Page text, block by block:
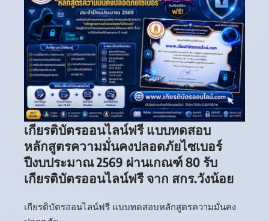
เกียรติบัตรออนไลน์ฟรี แบบทดสอบ
หลักสูตรความมั่นคงปลอดภัยไซเบอร์
ปีงบประมาณ 2569 ผ่านเกณฑ์ 80 รับ
เกียรติบัตรออนไลน์ฟรี จาก สกร.วังน้อย
เกียรติบัตรออนไลน์ฟรี แบบทดสอบหลักสูตรความมั่นคง